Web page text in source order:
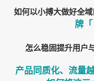
我们有理由相信，无论
新锐品牌打造网红爆
营销3.0时代的重要抓
关于「超级用户」，